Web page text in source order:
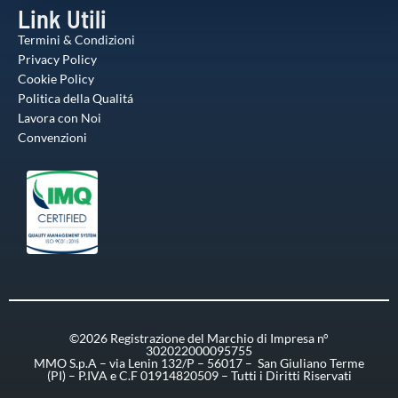
Link Utili
Termini & Condizioni
Privacy Policy
Cookie Policy
Politica della Qualitá
Lavora con Noi
Convenzioni
©2026 Registrazione del Marchio di Impresa n°
302022000095755
MMO S.p.A – via Lenin 132/P – 56017 – San Giuliano Terme
(PI) – P.IVA e C.F 01914820509 – Tutti i Diritti Riservati